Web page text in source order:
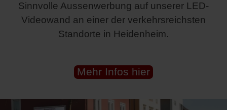
Sinnvolle Aussenwerbung auf unserer LED-
Videowand an einer der verkehrsreichsten
Standorte in Heidenheim.
Mehr Infos hier